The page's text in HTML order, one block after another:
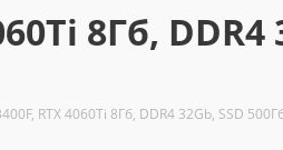
8Гб, DDR4
RTX 4060Ti 8Гб, DDR4 32Gb, SSD